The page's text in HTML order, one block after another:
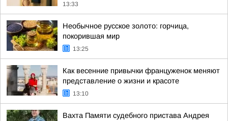
13:33
Необычное русское золото: горчица,
покорившая мир
13:25
Как весенние привычки француженок меняют
представление о жизни и красоте
13:10
Вахта Памяти судебного пристава Андрея